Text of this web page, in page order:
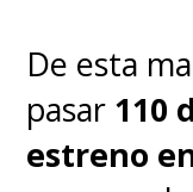
De esta
pasar 110
estreno